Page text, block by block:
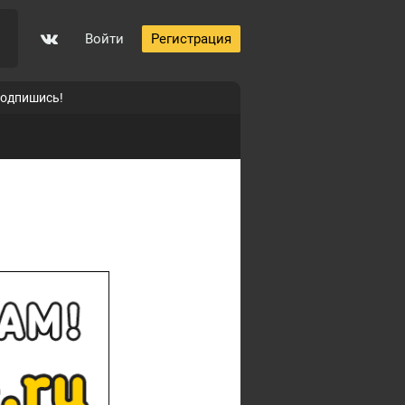
Войти Регистрация